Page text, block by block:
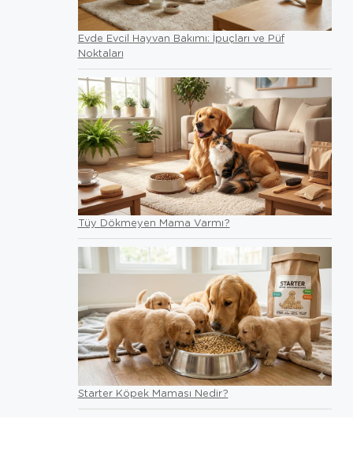
Evde Evcil Hayvan Bakımı: İpuçları ve Püf
Noktaları
Tüy Dökmeyen Mama Varmı?
Starter Köpek Maması Nedir?